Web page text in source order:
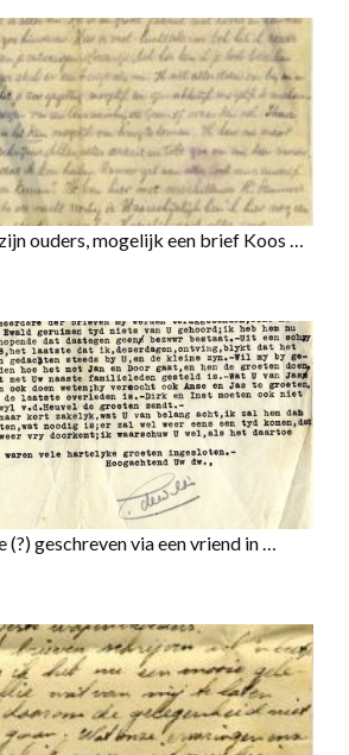
ouders, mogelijk een brief Koos …
(?) geschreven via een vriend in …